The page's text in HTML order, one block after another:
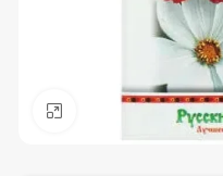
Нажмите, чтобы